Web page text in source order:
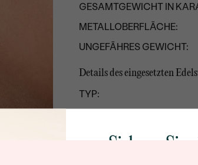
GESAMTGEWICHT IN
METALLOBERFLÄCHE:
UNGEFÄHRES GEWICHT:
Details des eingesetzten
TYP:
KARATGEWICHT:
Sichern Sie